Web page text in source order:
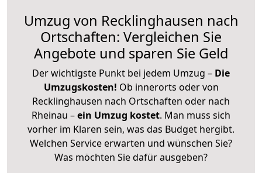
Umzug von Recklinghausen nach
Ortschaften: Vergleichen Sie
Angebote und sparen Sie Geld
Der wichtigste Punkt bei jedem Umzug – Die
Umzugskosten! Ob innerorts oder von
Recklinghausen nach Ortschaften oder nach
Rheinau –ein Umzug kostet. Man muss sich
vorher im Klaren sein, was das Budget hergibt.
Welchen Service erwarten und wünschen Sie?
Was möchten Sie dafür ausgeben?